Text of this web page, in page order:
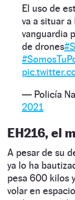
El uso de
va a situar a
vanguardia
de drones
— Policía
2021
EH216, el
A pesar de su
ya lo ha
pesa 600 kilos
volar en